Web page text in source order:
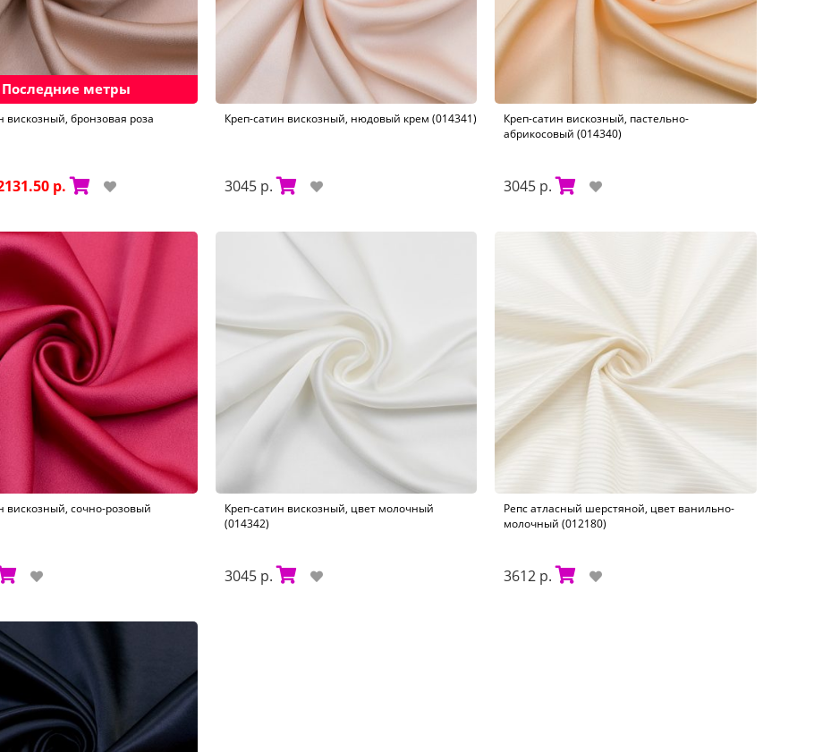
Последние метры
вискозный, бронзовая роза
р.
Креп-сатин вискозный, нюдовый крем (014341)
3045 р.
Креп-сатин вискозный, пастельно-
абрикосовый (014340)
3045 р.
вискозный, сочно-розовый
Креп-сатин вискозный, цвет молочный
(014342)
3045 р.
Репс атласный шерстяной, цвет ванильно-
молочный (012180)
3612 р.